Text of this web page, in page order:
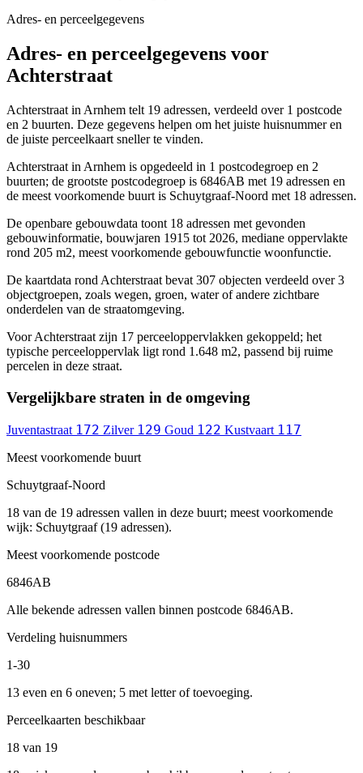
Adres- en perceelgegevens
Adres- en perceelgegevens voor
Achterstraat
Achterstraat in Arnhem telt 19 adressen, verdeeld over 1 postcode
en 2 buurten. Deze gegevens helpen om het juiste huisnummer en
de juiste perceelkaart sneller te vinden.
Achterstraat in Arnhem is opgedeeld in 1 postcodegroep en 2
buurten; de grootste postcodegroep is 6846AB met 19 adressen en
de meest voorkomende buurt is Schuytgraaf-Noord met 18 adressen.
De openbare gebouwdata toont 18 adressen met gevonden
gebouwinformatie, bouwjaren 1915 tot 2026, mediane oppervlakte
rond 205 m2, meest voorkomende gebouwfunctie woonfunctie.
De kaartdata rond Achterstraat bevat 307 objecten verdeeld over 3
objectgroepen, zoals wegen, groen, water of andere zichtbare
onderdelen van de straatomgeving.
Voor Achterstraat zijn 17 perceeloppervlakken gekoppeld; het
typische perceeloppervlak ligt rond 1.648 m2, passend bij ruime
percelen in deze straat.
Vergelijkbare straten in de omgeving
Juventastraat 172 Zilver 129 Goud 122 Kustvaart 117
Meest voorkomende buurt
Schuytgraaf-Noord
18 van de 19 adressen vallen in deze buurt; meest voorkomende
wijk: Schuytgraaf (19 adressen).
Meest voorkomende postcode
6846AB
Alle bekende adressen vallen binnen postcode 6846AB.
Verdeling huisnummers
1-30
13 even en 6 oneven; 5 met letter of toevoeging.
Perceelkaarten beschikbaar
18 van 19